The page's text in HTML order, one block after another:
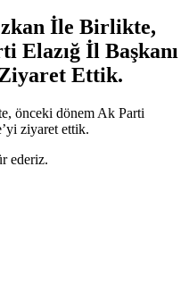
İle Birlikte,
Elazığ İl Başkanı
Ettik.
önceki dönem Ak Parti
ziyaret ettik.
ederiz.